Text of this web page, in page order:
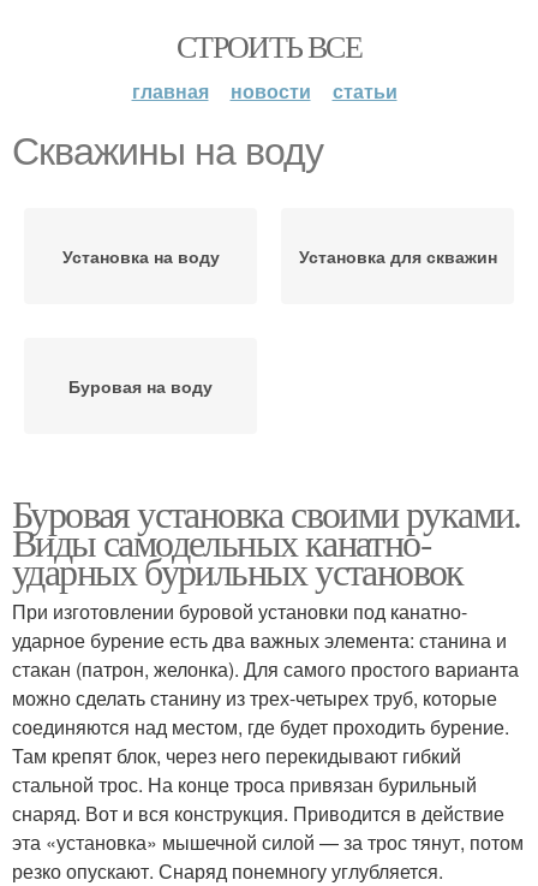
СТРОИТЬ ВСЕ
главная новости статьи
Скважины на воду
Установка на воду Установка для скважин
Буровая на воду
Буровая установка своими руками.
Виды самодельных канатно-
ударных бурильных установок
При изготовлении буровой установки под канатно-
ударное бурение есть два важных элемента: станина и
стакан (патрон, желонка). Для самого простого варианта
можно сделать станину из трех-четырех труб, которые
соединяются над местом, где будет проходить бурение.
Там крепят блок, через него перекидывают гибкий
стальной трос. На конце троса привязан бурильный
снаряд. Вот и вся конструкция. Приводится в действие
эта «установка» мышечной силой — за трос тянут, потом
резко опускают. Снаряд понемногу углубляется.